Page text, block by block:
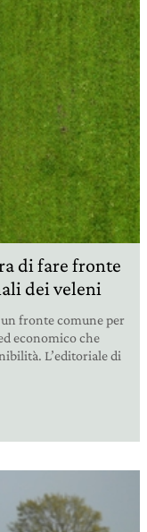
di fare fronte
dei veleni
fronte comune per
economico che
L’editoriale di